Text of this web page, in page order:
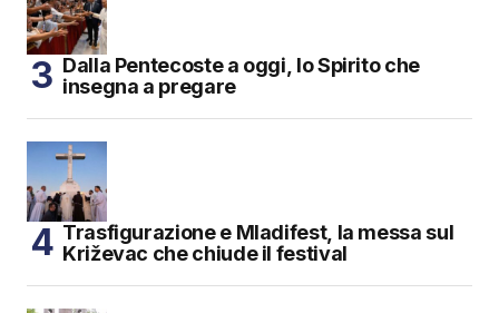
Dalla Pentecoste a oggi, lo Spirito che
insegna a pregare
Trasfigurazione e Mladifest, la messa sul
Križevac che chiude il festival